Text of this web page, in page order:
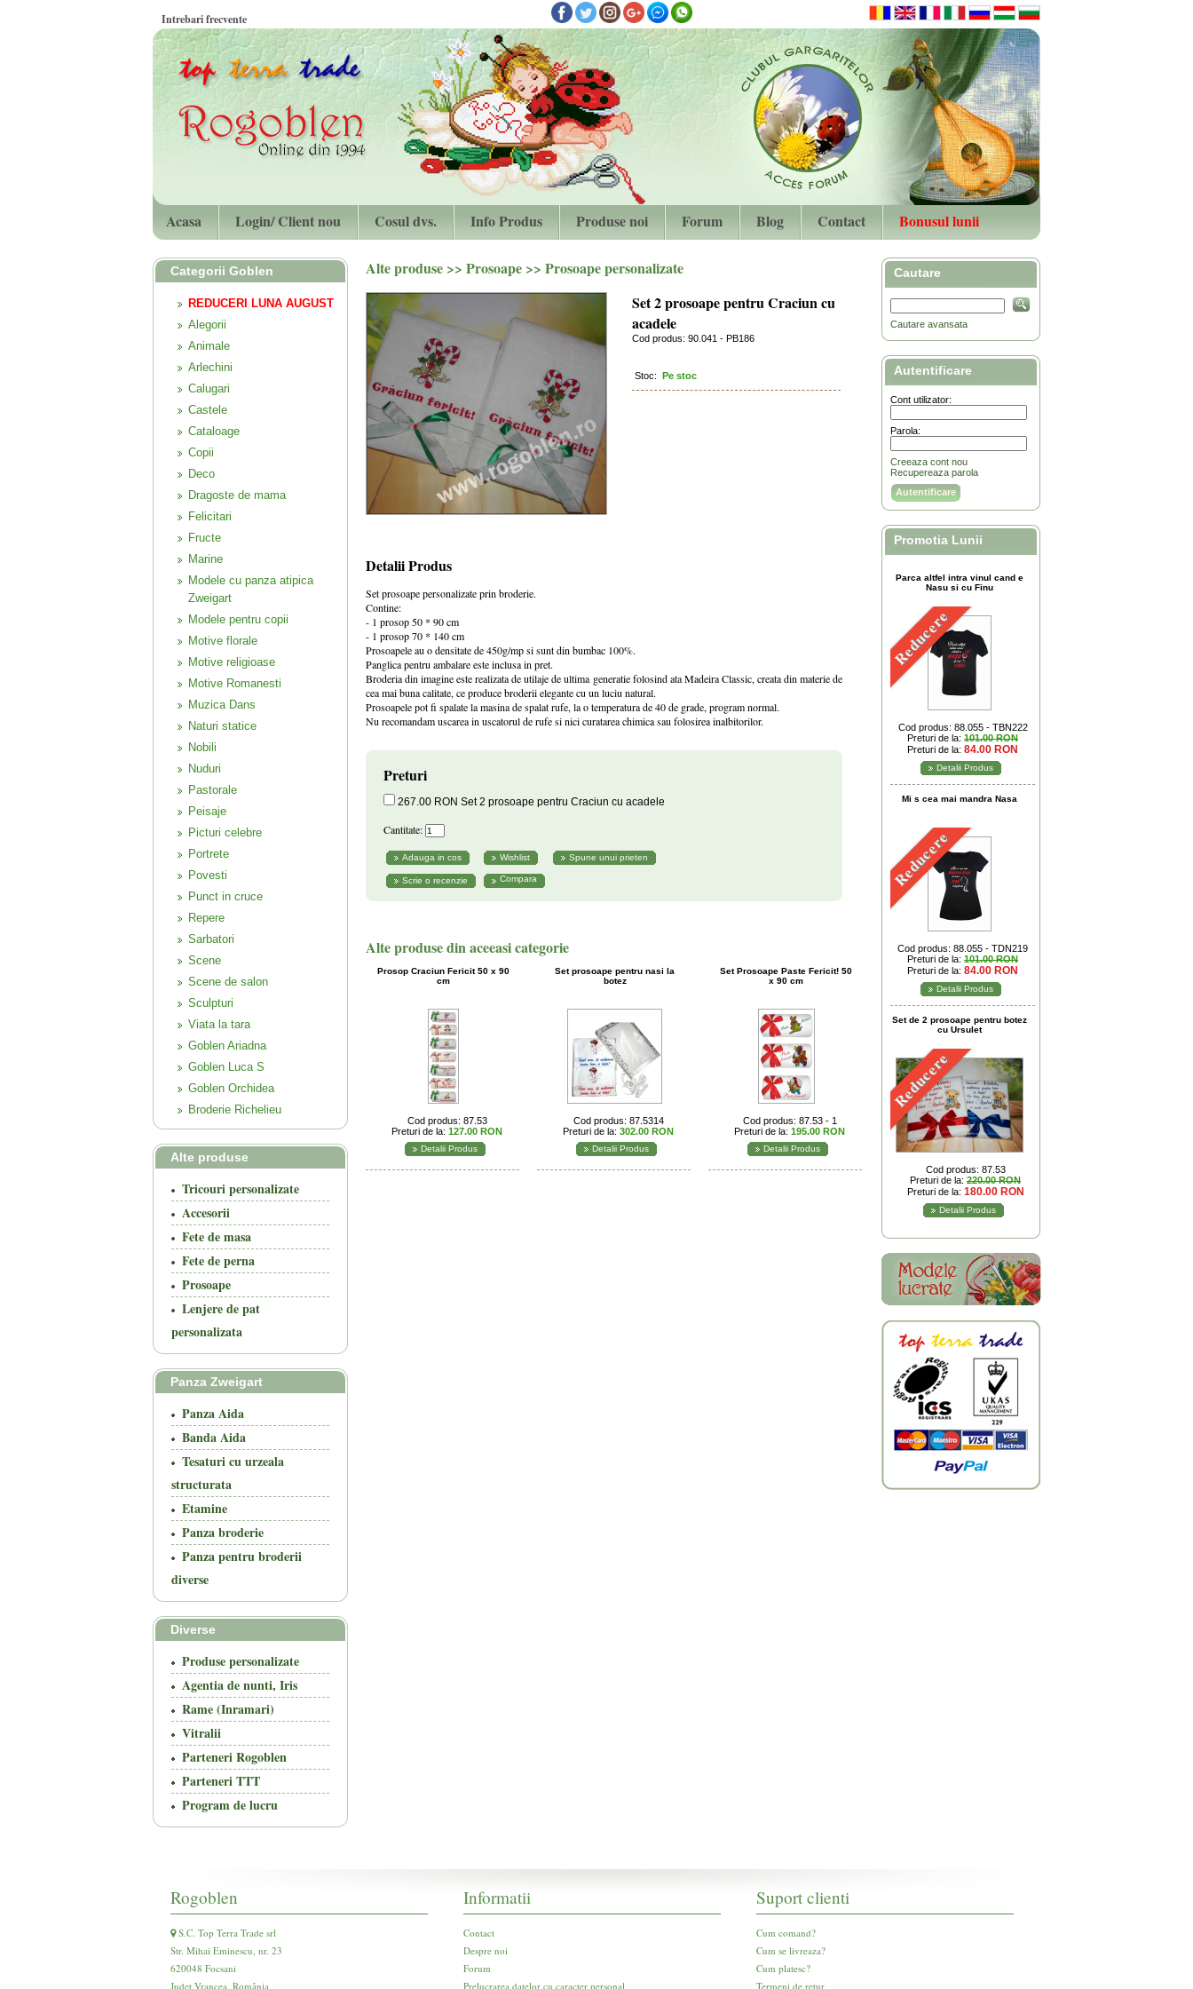
Intrebari frecvente
Acasa Login/ Client nou Cosul dvs. Info Produs Produse noi Forum Blog Contact Bonusul lunii
Categorii Goblen
REDUCERI LUNA AUGUST
Alegorii
Animale
Arlechini
Calugari
Castele
Cataloage
Copii
Deco
Dragoste de mama
Felicitari
Fructe
Marine
Modele cu panza atipica
Zweigart
Modele pentru copii
Motive florale
Motive religioase
Motive Romanesti
Muzica Dans
Naturi statice
Nobili
Nuduri
Pastorale
Peisaje
Picturi celebre
Portrete
Povesti
Punct in cruce
Repere
Sarbatori
Scene
Scene de salon
Sculpturi
Viata la tara
Goblen Ariadna
Goblen Luca S
Goblen Orchidea
Broderie Richelieu
Alte produse
Tricouri personalizate
Accesorii
Fete de masa
Fete de perna
Prosoape
Lenjere de pat
personalizata
Panza Zweigart
Panza Aida
Banda Aida
Tesaturi cu urzeala
structurata
Etamine
Panza broderie
Panza pentru broderii
diverse
Diverse
Produse personalizate
Agentia de nunti, Iris
Rame (Inramari)
Vitralii
Parteneri Rogoblen
Parteneri TTT
Program de lucru
Alte produse >> Prosoape >> Prosoape personalizate
Set 2 prosoape pentru Craciun cu
acadele
Cod produs: 90.041 - PB186
Stoc: Pe stoc
Detalii Produs
Set prosoape personalizate prin broderie.
Contine:
- 1 prosop 50 * 90 cm
- 1 prosop 70 * 140 cm
Prosoapele au o densitate de 450g/mp si sunt din bumbac 100%.
Panglica pentru ambalare este inclusa in pret.
Broderia din imagine este realizata de utilaje de ultima generatie folosind ata Madeira Classic, creata din materie de
cea mai buna calitate, ce produce broderii elegante cu un luciu natural.
Prosoapele pot fi spalate la masina de spalat rufe, la o temperatura de 40 de grade, program normal.
Nu recomandam uscarea in uscatorul de rufe si nici curatarea chimica sau folosirea inalbitorilor.
Preturi
267.00 RON Set 2 prosoape pentru Craciun cu acadele
Cantitate:
Compara
Alte produse din aceeasi categorie
Prosop Craciun Fericit 50 x 90
cm
Cod produs: 87.53
Preturi de la: 127.00 RON
Detalii Produs
Set prosoape pentru nasi la
botez
Cod produs: 87.5314
Preturi de la: 302.00 RON
Detalii Produs
Set Prosoape Paste Fericit! 50
x 90 cm
Cod produs: 87.53 - 1
Preturi de la: 195.00 RON
Detalii Produs
Cautare
Cautare avansata
Autentificare
Cont utilizator:
Parola:
Creeaza cont nou
Recupereaza parola
Promotia Lunii
Parca altfel intra vinul cand e
Nasu si cu Finu
Reducere
Cod produs: 88.055 - TBN222
Preturi de la: 101.00 RON
Preturi de la: 84.00 RON
Detalii Produs
Mi s cea mai mandra Nasa
Reducere
Cod produs: 88.055 - TDN219
Preturi de la: 101.00 RON
Preturi de la: 84.00 RON
Detalii Produs
Set de 2 prosoape pentru botez
cu Ursulet
Reducere
Cod produs: 87.53
Preturi de la: 220.00 RON
Preturi de la: 180.00 RON
Detalii Produs
Rogoblen
S.C. Top Terra Trade srl
Str. Mihai Eminescu, nr. 23
620048 Focsani
Județ Vrancea, România
Informatii
Contact
Despre noi
Forum
Prelucrarea datelor cu caracter personal
Suport clienti
Cum comand?
Cum se livreaza?
Cum platesc?
Termeni de retur